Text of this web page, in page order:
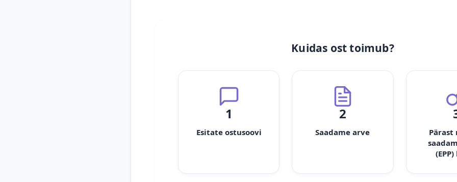
Kuidas ost toimub?
1
Esitate ostusoovi
2
Saadame arve
Pärast